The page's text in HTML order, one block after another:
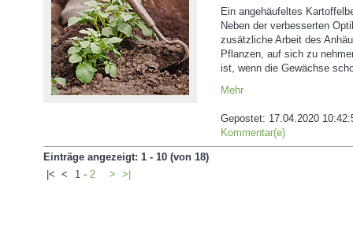
Ein angehäufeltes
Neben der verbesserten
zusätzliche Arbeit des
Pflanzen, auf sich zu
ist, wenn die Gewächse
Mehr
Gepostet: 17.04.2020
Kommentar(e)
Einträge angezeigt: 1 - 10 (von 18)
|< < 1 - 2 > >|